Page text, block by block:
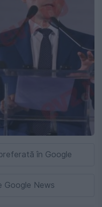
în Google
Google News